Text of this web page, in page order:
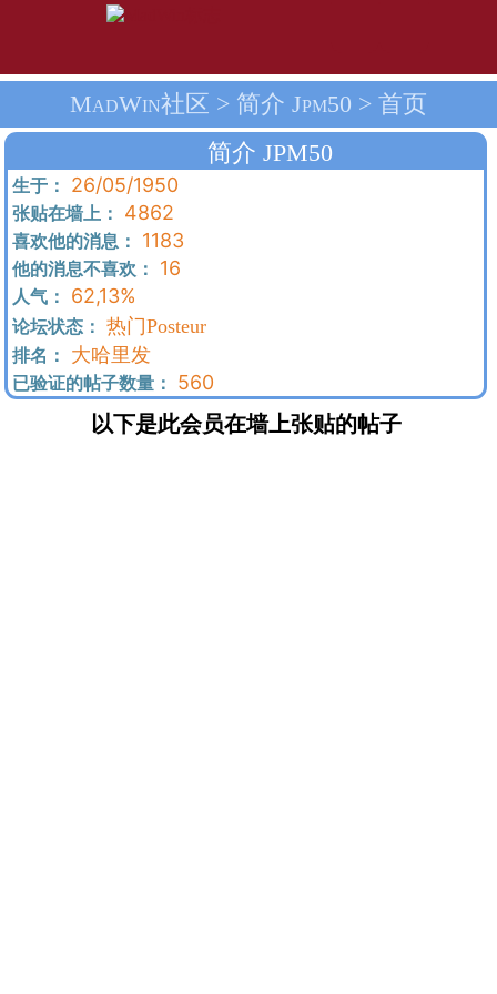
MadWin社区 > 简介 Jpm50 > 首页
简介 JPM50
生于： 26/05/1950
张贴在墙上： 4862
喜欢他的消息： 1183
他的消息不喜欢： 16
人气： 62,13%
论坛状态： 热门Posteur
排名： 大哈里发
已验证的帖子数量： 560
以下是此会员在墙上张贴的帖子